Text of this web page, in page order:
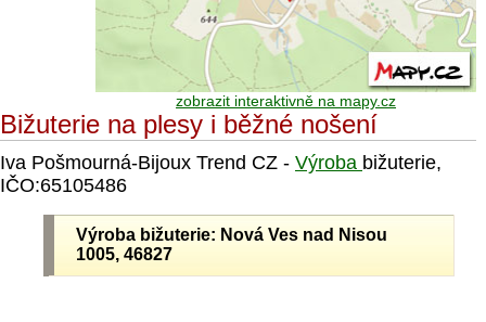
zobrazit interaktivně na mapy.cz
Bižuterie na plesy i běžné nošení
Iva Pošmourná-Bijoux Trend CZ - Výroba bižuterie,
IČO:65105486
Výroba bižuterie: Nová Ves nad Nisou
1005, 46827